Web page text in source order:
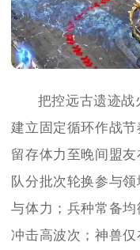
把控远古遗迹战
建立固定循环作战节
留存体力至晚间盟
队分批次轮换参与
与体力；兵种常备
冲击高波次；神兽仅